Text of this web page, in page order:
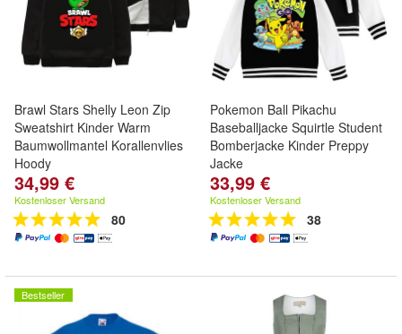
Brawl Stars Shelly Leon Zip
Sweatshirt Kinder Warm
Baumwollmantel Korallenvlies
Hoody
34,99 €
Kostenloser Versand
80
Pokemon Ball Pikachu
Baseballjacke Squirtle Student
Bomberjacke Kinder Preppy
Jacke
33,99 €
Kostenloser Versand
38
Bestseller